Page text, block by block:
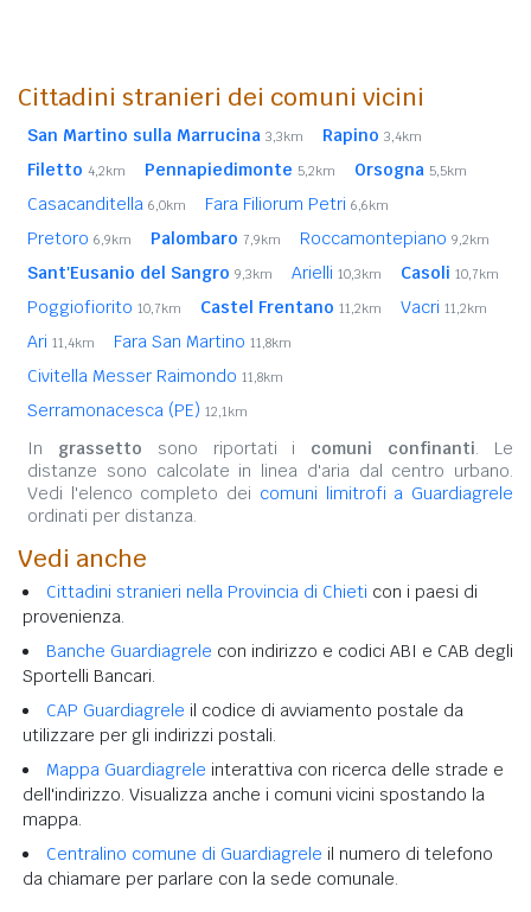
Cittadini stranieri dei comuni vicini
San Martino sulla Marrucina 3,3km Rapino 3,4km
Filetto 4,2km Pennapiedimonte 5,2km Orsogna 5,5km
Casacanditella 6,0km Fara Filiorum Petri 6,6km
Pretoro 6,9km Palombaro 7,9km Roccamontepiano 9,2km
Sant'Eusanio del Sangro 9,3km Arielli 10,3km Casoli 10,7km
Poggiofiorito 10,7km Castel Frentano 11,2km Vacri 11,2km
Ari 11,4km Fara San Martino 11,8km
Civitella Messer Raimondo 11,8km
Serramonacesca (PE) 12,1km
In grassetto sono riportati i comuni confinanti. Le
distanze sono calcolate in linea d'aria dal centro urbano.
Vedi l'elenco completo dei comuni limitrofi a Guardiagrele
ordinati per distanza.
Vedi anche
Cittadini stranieri nella Provincia di Chieti con i paesi di
provenienza.
Banche Guardiagrele con indirizzo e codici ABI e CAB degli
Sportelli Bancari.
CAP Guardiagrele il codice di avviamento postale da
utilizzare per gli indirizzi postali.
Mappa Guardiagrele interattiva con ricerca delle strade e
dell'indirizzo. Visualizza anche i comuni vicini spostando la
mappa.
Centralino comune di Guardiagrele il numero di telefono
da chiamare per parlare con la sede comunale.